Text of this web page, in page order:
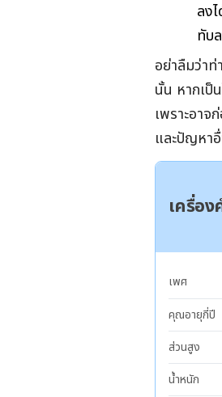
ลง
ทับ
อย่าลืมว่า
นั้น หากเป็
เพราะอาจ
และปัญหา
เครื่อ
เพศ
คุณอายุกี่ปี
ส่วนสูง
น้ำหนัก